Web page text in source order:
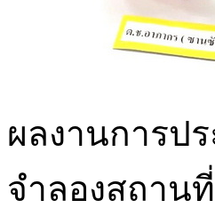
ผลงานการป
จำลองสถาน